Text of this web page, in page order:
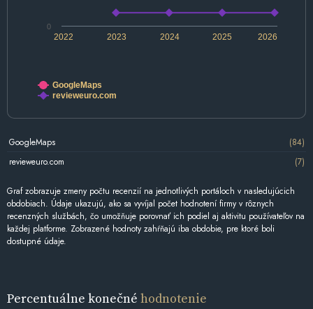
2022 2024 2026
2023 2025
0
GoogleMaps
revieweuro.com
GoogleMaps
(84)
revieweuro.com
(7)
Graf zobrazuje zmeny počtu recenzií na jednotlivých portáloch v nasledujúcich
obdobiach. Údaje ukazujú, ako sa vyvíjal počet hodnotení firmy v rôznych
recenzných službách, čo umožňuje porovnať ich podiel aj aktivitu používateľov na
každej platforme. Zobrazené hodnoty zahŕňajú iba obdobie, pre ktoré boli
dostupné údaje.
Percentuálne konečné hodnotenie